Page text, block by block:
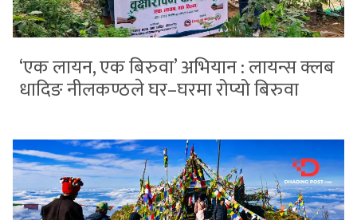
‘एक लायन, एक बिरुवा’ अभियान : लायन्स क्लब
धादिङ नीलकण्ठले घर–घरमा रोप्यो बिरुवा